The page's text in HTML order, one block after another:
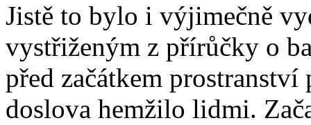
Jistě to bylo i výjimečně
vystřiženým z přírůčky o
před začátkem prostranství
doslova hemžilo lidmi.